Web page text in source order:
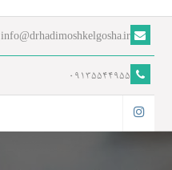
info@drhadimoshkelgosha.ir
09135544955